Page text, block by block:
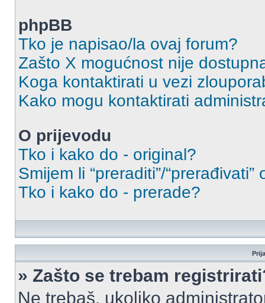
phpBB
Tko je napisao/la ovaj forum?
Zašto X mogućnost nije
Koga kontaktirati u vezi
Kako mogu kontaktirati
O prijevodu
Tko i kako do - original?
Smijem li “preraditi”/
Tko i kako do - prerade?
» Zašto se trebam
Ne trebaš, ukoliko